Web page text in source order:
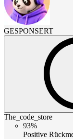
GESPONSERT
The_code_store
93%
Positive